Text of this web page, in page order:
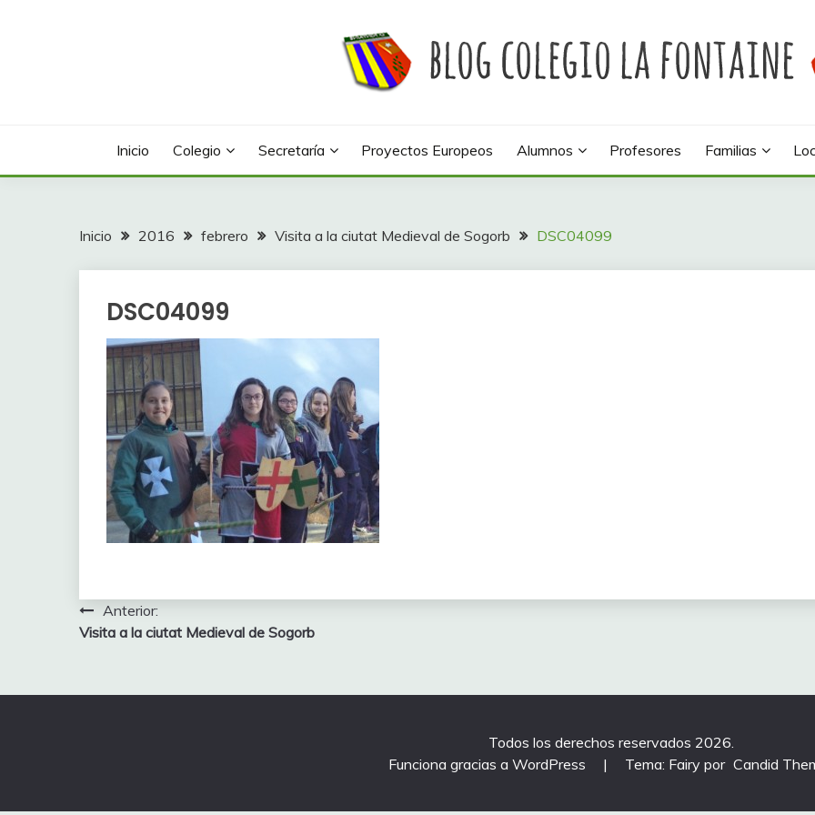
Inicio Colegio Secretaría Proyectos Europeos Alumnos Profesores Familias
Inicio 2016 febrero Visita a la ciutat Medieval de Sogorb DSC04099
DSC04099
Navegación
de
Anterior:
Visita a la ciutat Medieval de Sogorb
Todos los derechos reservados 2026.
Funciona gracias a WordPress
| Tema: Fairy por Candid